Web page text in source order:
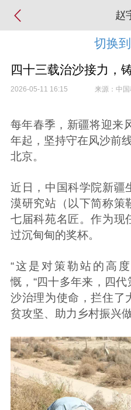
赵
切换
四十三载治沙接力，
2026-05-11 16:15 来源：中
每年春季，新疆将迎来
年起，坚持守在风沙前
北京。
近日，中国科学院新疆
漠研究站（以下简称策
七届科苑名匠。作为现
过沉甸甸的奖杯。
“这是对策勒站的高
慨，“四十多年来，四
沙治理为使命，拦住了
贫攻坚、助力乡村振兴